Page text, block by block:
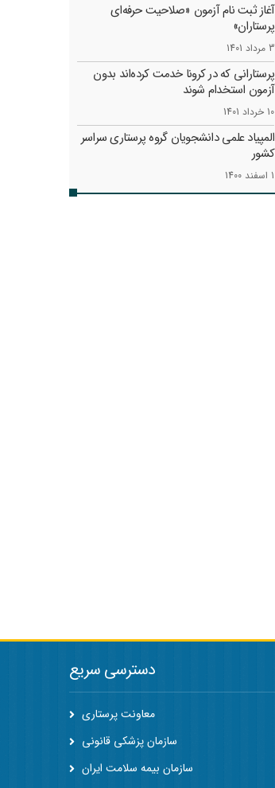
آغاز ثبت نام آزمون «صلاحیت حرفه‌ای
پرستاران»
3 مرداد 1401
پرستارانی که در کرونا خدمت کرد‌ه‌اند بدون
آزمون استخدام شوند
10 خرداد 1401
المپیاد علمی دانشجویان گروه پرستاری سراسر
کشور
1 اسفند 1400
دسترسی سریع
معاونت پرستاری
سازمان پزشکی قانونی
سازمان بیمه سلامت ایران